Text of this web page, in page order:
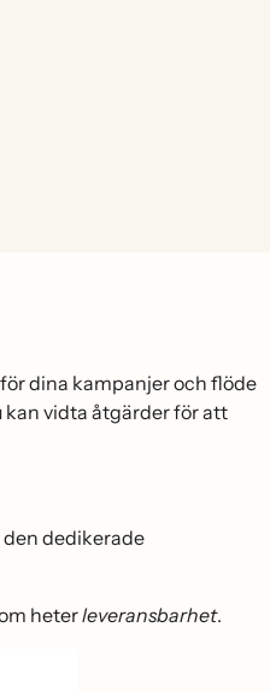
dina kampanjer och flöde
vidta åtgärder för att
dedikerade
heterleveransbarhet.